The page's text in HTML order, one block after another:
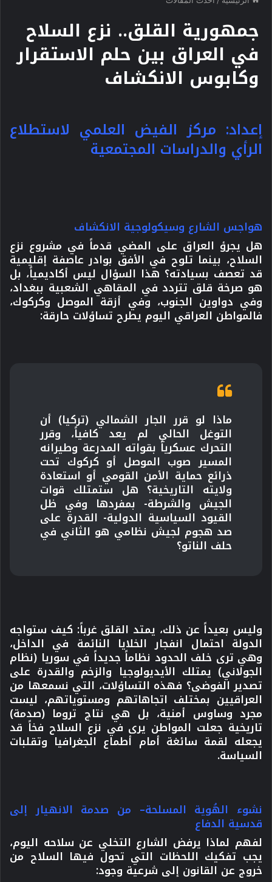
جمهورية القلق.. نزع السلاح
في العراق بين حلم الاستقرار
وكابوس الانكشاف
إعداد: مركز الفيض العلمي لاستطلاع
الرأي والدراسات المجتمعية
هواجس الشارع وسيكولوجية الانكشاف
هل يجرؤ العراق على المضي قدماً في مشروع نزع
السلاح، بينما تلوح في الأفق بوادر عاصفة إقليمية
قد تعصف بسيادته؟ هذا السؤال ليس أكاديمياً، بل
هو صرخة قلق تتردد في المقاهي الشعبية ببغداد،
وفي دواوين الجنوب، وفي أزقة الموصل وكركوك،
فالمواطن العراقي اليوم يطرح تساؤلات حارقة:
ماذا لو قرر الجار الشمالي (تركيا) أن
التوغل الحالي لم يعد كافياً، وقرر
التحرك عسكرياً بقواته المدرعة وطيرانه
المسير صوب الموصل أو كركوك تحت
ذرائع حماية الأمن القومي أو استعادة
ولايته التاريخية؟ هل ستمتلك قوات
الجيش والشرطة- بمفردها وفي ظل
القيود السياسية الدولية- القدرة على
صد هجوم لجيش نظامي هو الثاني في
حلف الناتو؟
وليس بعيداً عن ذلك، يمتد القلق غرباً: كيف ستواجه
الدولة احتمال انفجار الخلايا النائمة في الداخل،
وهي ترى خلف الحدود نظاماً جديداً في سوريا (نظام
الجولاني) يمتلك الأيديولوجيا والزخم والقدرة على
تصدير الفوضى؟ فهذه التساؤلات، التي نسمعها من
العراقيين بمختلف اتجاهاتهم ومستوياتهم، ليست
مجرد وساوس أمنية، بل هي نتاج تروما (صدمة)
تاريخية جعلت المواطن يرى في نزع السلاح فخاً قد
يجعله لقمة سائغة أمام أطماع الجغرافيا وتقلبات
السياسة.
نشوء الهُوية المسلحة– من صدمة الانهيار إلى
قدسية الدفاع
لفهم لماذا يرفض الشارع التخلي عن سلاحه اليوم،
يجب تفكيك اللحظات التي تحول فيها السلاح من
خروج عن القانون إلى شرعية وجود: